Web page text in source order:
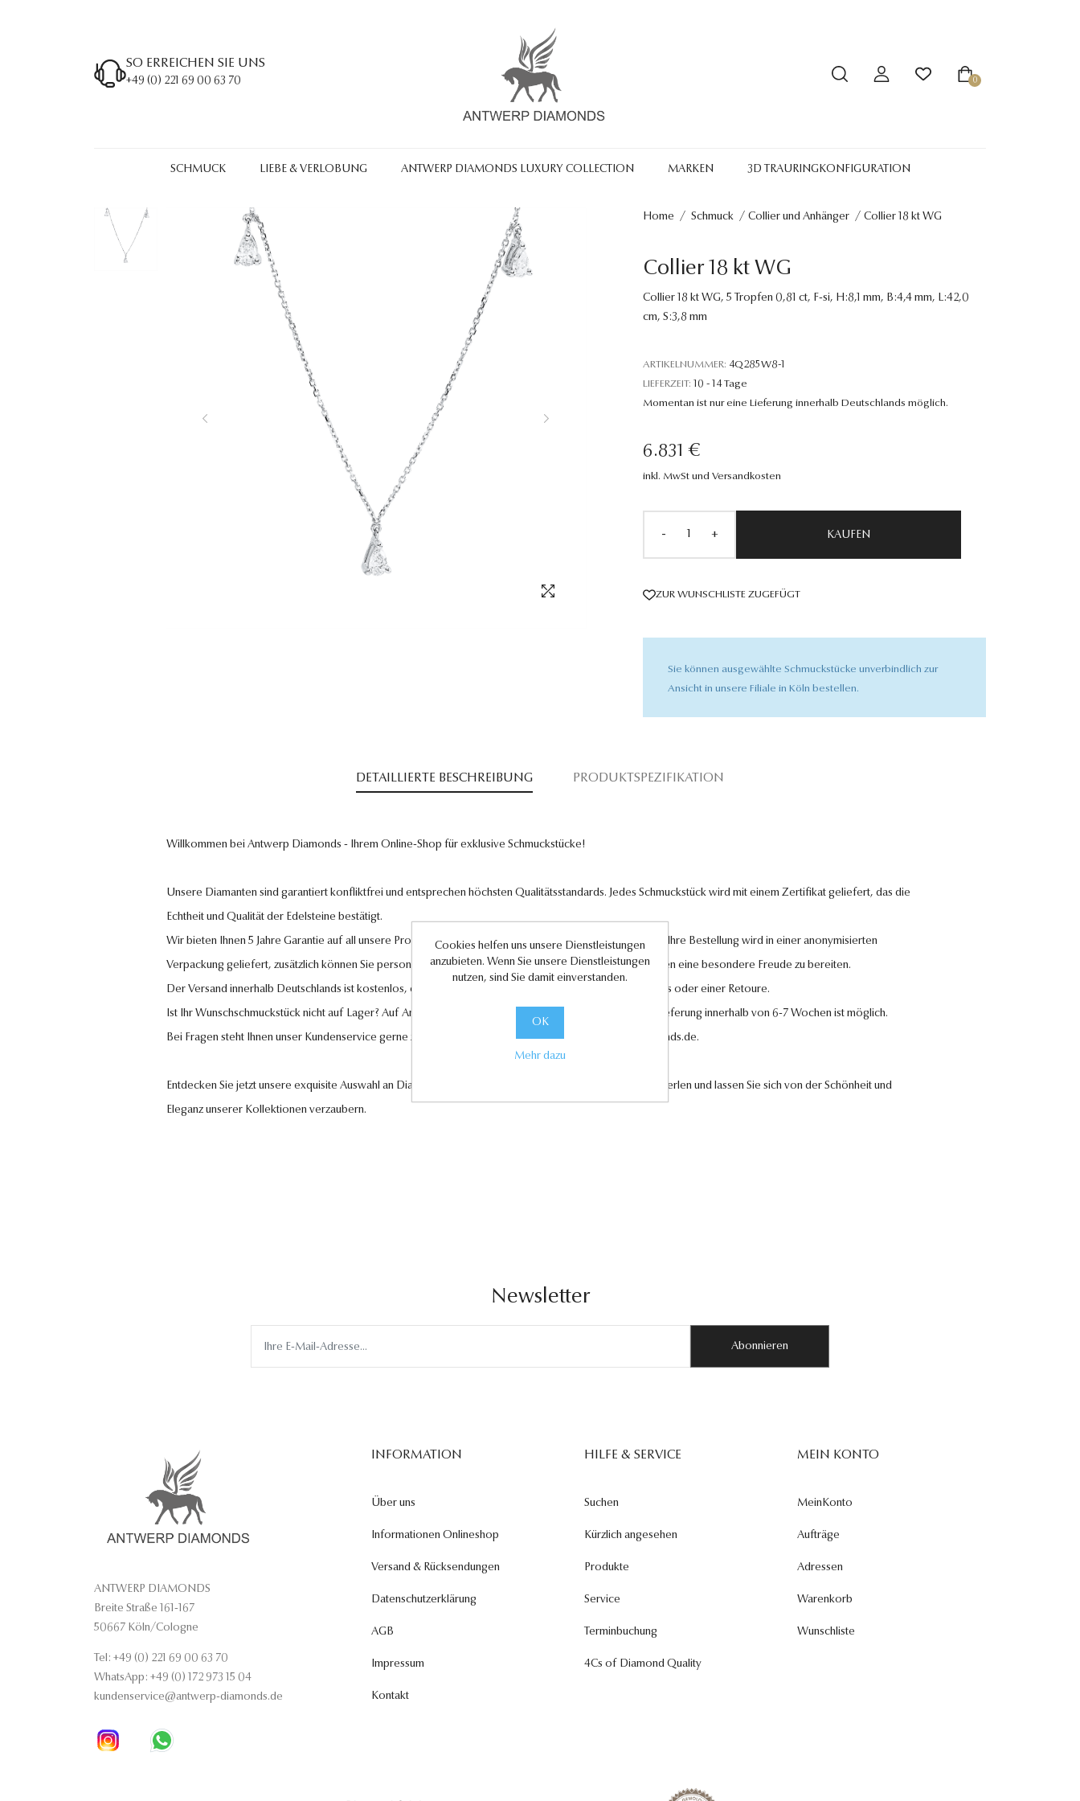
SO ERREICHEN SIE UNS
+49 (0) 221 69 00 63 70 0
SCHMUCK LIEBE & VERLOBUNG ANTWERP DIAMONDS LUXURY COLLECTION MARKEN 3D TRAURINGKONFIGURATION
Home / Schmuck / Collier und Anhänger / Collier 18 kt WG
Collier 18 kt WG
Collier 18 kt WG, 5 Tropfen 0,81 ct, F-si, H:8,1 mm, B:4,4 mm, L:42,0
cm, S:3,8 mm
ARTIKELNUMMER: 4Q285W8-1
LIEFERZEIT: 10 - 14 Tage
Momentan ist nur eine Lieferung innerhalb Deutschlands möglich.
6.831 €
inkl. MwSt und Versandkosten
- + KAUFEN
ZUR WUNSCHLISTE ZUGEFÜGT
Sie können ausgewählte Schmuckstücke unverbindlich zur
Ansicht in unsere Filiale in Köln bestellen.
DETAILLIERTE BESCHREIBUNG PRODUKTSPEZIFIKATION
Willkommen bei Antwerp Diamonds - Ihrem Online-Shop für exklusive Schmuckstücke!
Unsere Diamanten sind garantiert konfliktfrei und entsprechen höchsten Qualitätsstandards. Jedes Schmuckstück wird mit einem Zertifikat geliefert, das die
Echtheit und Qualität der Edelsteine bestätigt.
Wir bieten Ihnen 5 Jahre Garantie auf all unsere Produkte und legen großen Wert auf Ihre Zufriedenheit. Ihre Bestellung wird in einer anonymisierten
Verpackung geliefert, zusätzlich können Sie personalisierte Geschenkkarten hinzufügen, um Ihren Liebsten eine besondere Freude zu bereiten.
Der Versand innerhalb Deutschlands ist kostenlos, ebenso wie der Rückversand im Falle eines Umtauschs oder einer Retoure.
Ist Ihr Wunschschmuckstück nicht auf Lager? Auf Anfrage können wir es für Sie anfertigen lassen. Eine Lieferung innerhalb von 6-7 Wochen ist möglich.
Bei Fragen steht Ihnen unser Kundenservice gerne zur Verfügung unter kundenservice@antwerp-diamonds.de.
Entdecken Sie jetzt unsere exquisite Auswahl an Diamantschmuck, hochwertigen Edelsteinen und edlen Perlen und lassen Sie sich von der Schönheit und
Eleganz unserer Kollektionen verzaubern.
Newsletter
Abonnieren
ANTWERP DIAMONDS
Breite Straße 161-167
50667 Köln/Cologne
Tel: +49 (0) 221 69 00 63 70
WhatsApp: +49 (0) 172 973 15 04
kundenservice@antwerp-diamonds.de
INFORMATION
Über uns
Informationen Onlineshop
Versand & Rücksendungen
Datenschutzerklärung
AGB
Impressum
Kontakt
HILFE & SERVICE
Suchen
Kürzlich angesehen
Produkte
Service
Terminbuchung
4Cs of Diamond Quality
MEIN KONTO
MeinKonto
Aufträge
Adressen
Warenkorb
Wunschliste
Cookies helfen uns unsere Dienstleistungen
anzubieten. Wenn Sie unsere Dienstleistungen
nutzen, sind Sie damit einverstanden.
OK
Mehr dazu